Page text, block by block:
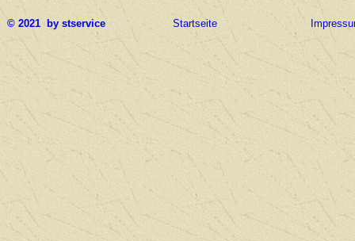
© 2021 by stservice Startseite